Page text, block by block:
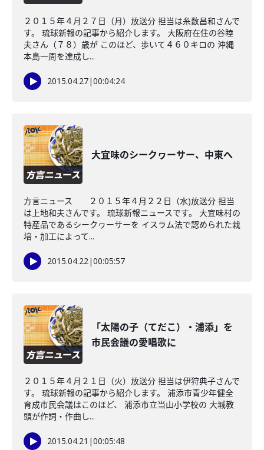
２０１５年４月２７日（月）放送分 担当は糸数昌和さんで
す。 琉球新報の記事から紹介します。 大阪府在住の谷睦
夫さん（７８）歳が このほど、歩いて４６０キロの 沖縄
本島一周を達成し...
2015.04.27|00:04:24
大宜味のシークヮーサー、中東へ
方言ニュース ２０１５年４月２２日（水)放送分 担当
は上地和夫さんです。 琉球新報ニュースです。 大宜味村の
特産品であるシークヮーサーを イスラム法で認められた栽
培・加工によって...
2015.04.22|00:05:57
「太陽の子（てだこ）・浦添」を
市民会議の愛唱歌に
２０１５年４月２１日（火）放送分 担当は伊狩典子さんで
す。 琉球新報の記事から紹介します。 浦添市青少年健全
育成市民会議はこのほど、 浦添市立当山小学校の 大城教
頭が作詞・作曲し...
2015.04.21 |00:05:48